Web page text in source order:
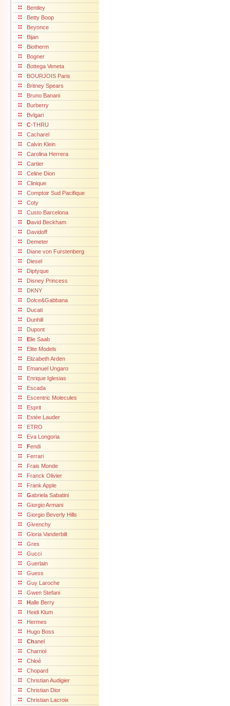
Bentley
Betty Boop
Beyonce
Bijan
Biotherm
Bogner
Bottega Veneta
BOURJOIS Paris
Britney Spears
Bruno Banani
Burberry
Bvlgari
C-THRU
Cacharel
Calvin Klein
Carolina Herrera
Cartier
Celine Dion
Clinique
Comptoir Sud Pacifique
Coty
Custo Barcelona
David Beckham
Davidoff
Demeter
Diane von Furstenberg
Diesel
Diptyque
Disney Princess
DKNY
Dolce&Gabbana
Ducati
Dunhill
Dupont
Elie Saab
Elite Models
Elizabeth Arden
Emanuel Ungaro
Enrique Iglesias
Escada
Escentric Molecules
Esprit
Estée Lauder
ETRO
Eva Longoria
Fendi
Ferrari
Frais Monde
Franck Olivier
Frank Apple
Gabriela Sabatini
Giorgio Armani
Giorgio Beverly Hills
Givenchy
Gloria Vanderbilt
Gres
Gucci
Guerlain
Guess
Guy Laroche
Gwen Stefani
Halle Berry
Heidi Klum
Hermes
Hugo Boss
Chanel
Charriol
Chloé
Chopard
Christian Audigier
Christian Dior
Christian Lacroix